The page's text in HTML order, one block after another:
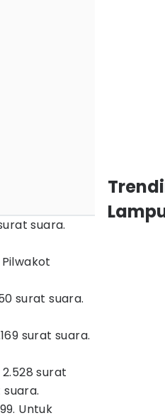
suara.
surat suara.
surat suara.
surat
Untuk